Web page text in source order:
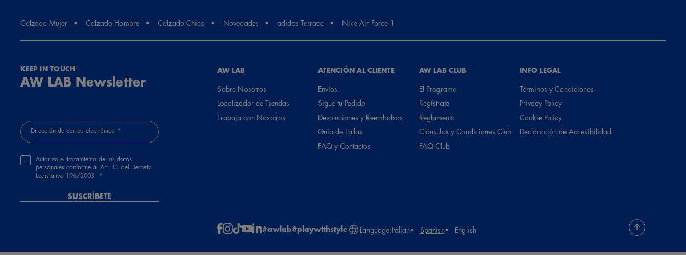
Calzado Mujer Calzado Hombre Calzado Chico Novedades adidas Terrace Nike Air Force 1
KEEP IN TOUCH
AW LAB Newsletter
Dirección de correo electrónico
Autorizo el tratamiento de los datos
personales conforme al Art. 13 del Decreto
Legislativo 196/2003
SUSCRÍBETE
AW LAB
Sobre Nosotros
Localizador de Tiendas
Trabaja con Nosotros
ATENCIÓN AL CLIENTE
Envíos
Sigue tu Pedido
Devoluciones y Reembolsos
Guía de Tallas
FAQ y Contactos
AW LAB CLUB
El Programa
Regístrate
Reglamento
Cláusulas y Condiciones Club
FAQ Club
INFO LEGAL
Términos y Condiciones
Privacy Policy
Cookie Policy
Declaración de Accesibilidad
#awlab#playwithstyle Language:Italian Spanish English